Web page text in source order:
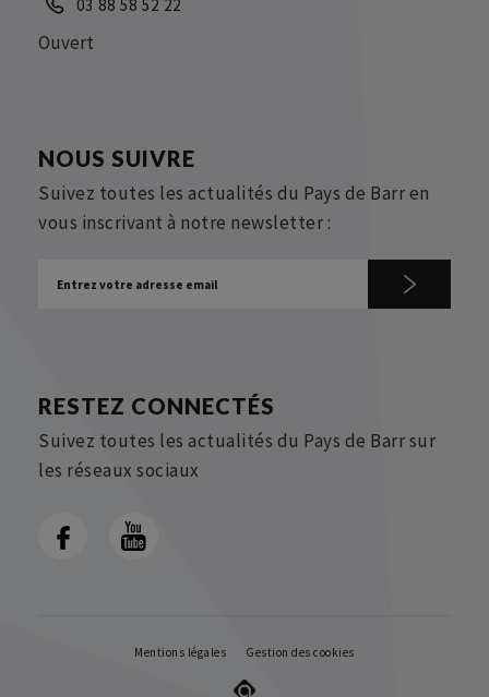
03 88 58 52 22
Ouvert
NOUS SUIVRE
Suivez toutes les actualités du Pays de Barr en
vous inscrivant à notre newsletter :
RESTEZ CONNECTÉS
Suivez toutes les actualités du Pays de Barr sur
les réseaux sociaux
Mentions légales Gestion des cookies